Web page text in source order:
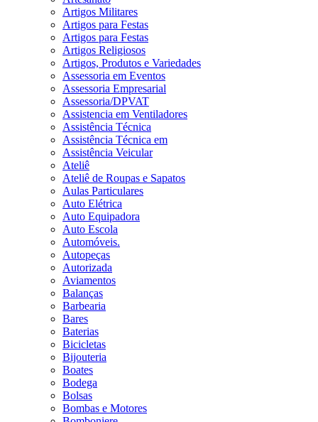
Artigos Militares
Artigos para Festas
Artigos para Festas
Artigos Religiosos
Artigos, Produtos e Variedades
Assessoria em Eventos
Assessoria Empresarial
Assessoria/DPVAT
Assistencia em Ventiladores
Assistência Técnica
Assistência Técnica em
Assistência Veicular
Ateliê
Ateliê de Roupas e Sapatos
Aulas Particulares
Auto Elétrica
Auto Equipadora
Auto Escola
Automóveis.
Autopeças
Autorizada
Aviamentos
Balanças
Barbearia
Bares
Baterias
Bicicletas
Bijouteria
Boates
Bodega
Bolsas
Bombas e Motores